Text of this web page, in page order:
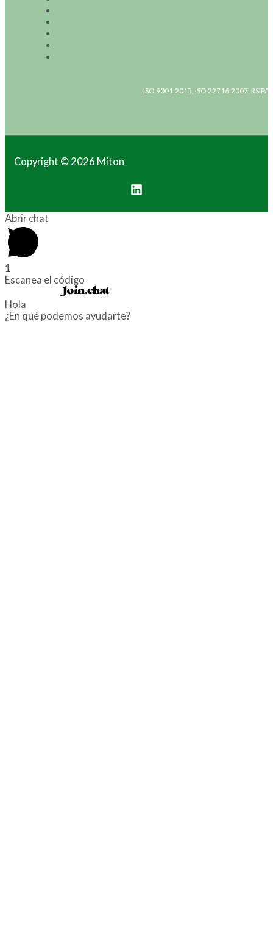
ISO 9001:2015, ISO 22716:2007,
Copyright © 2026 Miton
Abrir chat
1
Escanea el código
Hola
¿En qué podemos ayudarte?